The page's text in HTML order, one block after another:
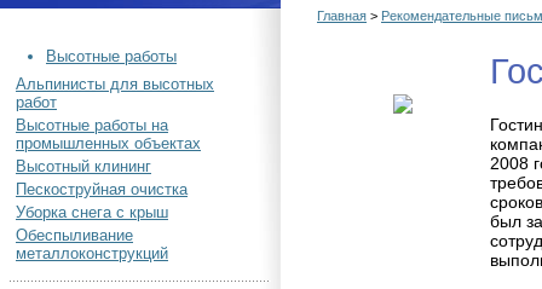
Высотные работы
Альпинисты для высотных
работ
Высотные работы на
промышленных объектах
Высотный клининг
Пескоструйная очистка
Уборка снега с крыш
Обеспыливание
металлоконструкций
Главная > Рекомендательные
2008
был